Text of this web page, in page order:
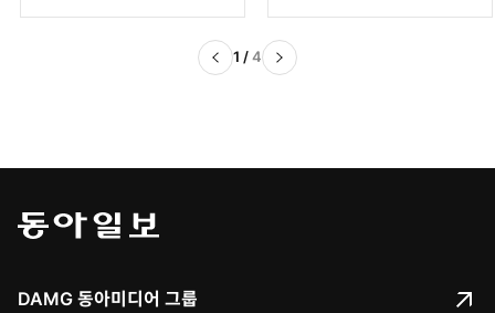
는다
관]
1 /4
DAMG 동아미디어 그룹